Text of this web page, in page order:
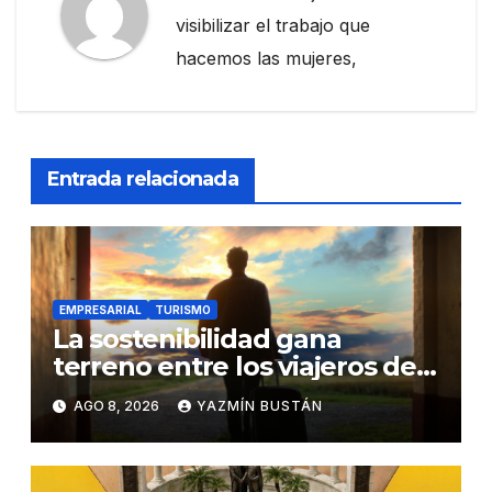
visibilizar el trabajo que
hacemos las mujeres,
Entrada relacionada
EMPRESARIAL TURISMO
La sostenibilidad gana
terreno entre los viajeros de
negocios
AGO 8, 2026 YAZMÍN BUSTÁN